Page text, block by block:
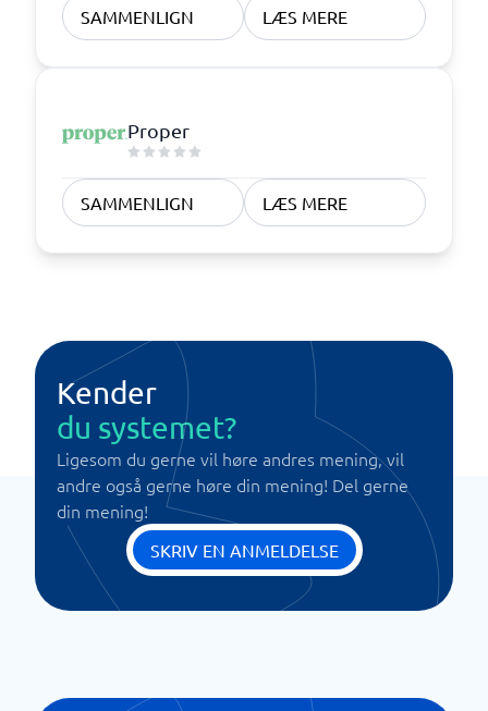
SAMMENLIGN LÆS MERE
Proper
SAMMENLIGN LÆS MERE
Kender
du systemet?
Ligesom du gerne vil høre andres mening, vil
andre også gerne høre din mening! Del gerne
din mening!
SKRIV EN ANMELDELSE